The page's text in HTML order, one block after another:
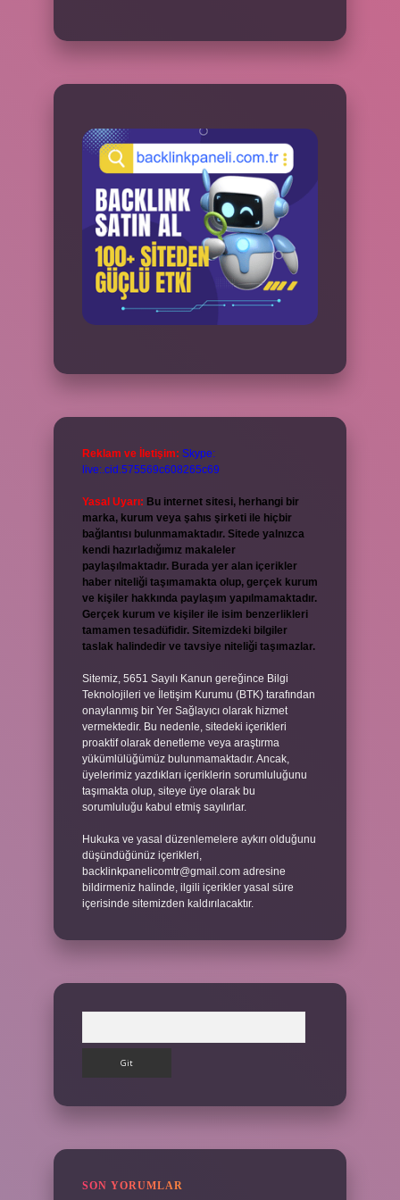
Reklam ve İletişim: Skype:
live:.cid.575569c608265c69
Yasal Uyarı: Bu internet sitesi, herhangi bir
marka, kurum veya şahıs şirketi ile hiçbir
bağlantısı bulunmamaktadır. Sitede yalnızca
kendi hazırladığımız makaleler
paylaşılmaktadır. Burada yer alan içerikler
haber niteliği taşımamakta olup, gerçek kurum
ve kişiler hakkında paylaşım yapılmamaktadır.
Gerçek kurum ve kişiler ile isim benzerlikleri
tamamen tesadüfidir. Sitemizdeki bilgiler
taslak halindedir ve tavsiye niteliği taşımazlar.
Sitemiz, 5651 Sayılı Kanun gereğince Bilgi
Teknolojileri ve İletişim Kurumu (BTK) tarafından
onaylanmış bir Yer Sağlayıcı olarak hizmet
vermektedir. Bu nedenle, sitedeki içerikleri
proaktif olarak denetleme veya araştırma
yükümlülüğümüz bulunmamaktadır. Ancak,
üyelerimiz yazdıkları içeriklerin sorumluluğunu
taşımakta olup, siteye üye olarak bu
sorumluluğu kabul etmiş sayılırlar.
Hukuka ve yasal düzenlemelere aykırı olduğunu
düşündüğünüz içerikleri,
backlinkpanelicomtr@gmail.com adresine
bildirmeniz halinde, ilgili içerikler yasal süre
içerisinde sitemizden kaldırılacaktır.
SON YORUMLAR